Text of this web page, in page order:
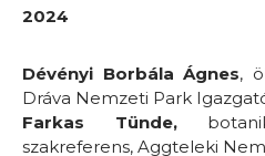
2024
Dévényi Borbála Ágnes,
Dráva Nemzeti Park
Farkas Tünde,
szakreferens, Aggteleki